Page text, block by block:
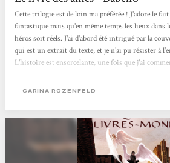
Cette trilogie est de loin ma préférée ! J'adore le
fantastique mais qu'en même temps les lieux dans
héros soit réels. J'ai d'abord été intrigué par la
qui est un extrait du texte, et je n'ai pu résister à
L'histoire est ensorcelante, une fois que j'ai
enchaîner les chapitres les uns après les autres. J'ai
CARINA ROZENFELD